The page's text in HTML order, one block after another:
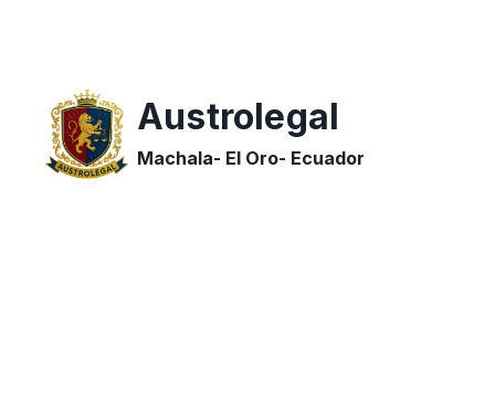
Austrolegal
Machala- El Oro- Ecuador